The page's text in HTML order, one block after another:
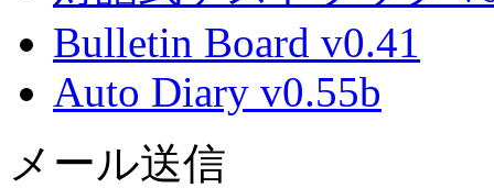
Bulletin Board v0.41
Auto Diary v0.55b
メール送信